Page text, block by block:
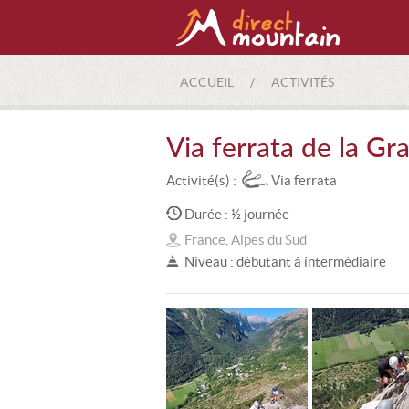
ACCUEIL / ACTIVITÉS
Via ferrata de la
Activité(s) : Via ferrata
Durée : ½ journée
France, Alpes du Sud
Niveau : débutant à intermédiaire